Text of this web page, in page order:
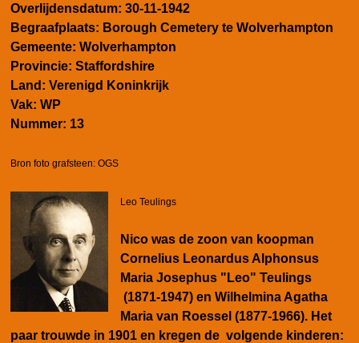
Overlijdensdatum: 30-11-1942
Begraafplaats: Borough Cemetery te Wolverhampton
Gemeente: Wolverhampton
Provincie: Staffordshire
Land: Verenigd Koninkrijk
Vak: WP
Nummer: 13
Bron foto grafsteen: OGS
Leo Teulings
Nico was de zoon van koopman
Cornelius Leonardus Alphonsus
Maria Josephus "Leo" Teulings
(1871-1947) en Wilhelmina Agatha
Maria van Roessel (1877-1966). Het
paar trouwde in 1901 en kregen de volgende kinderen: